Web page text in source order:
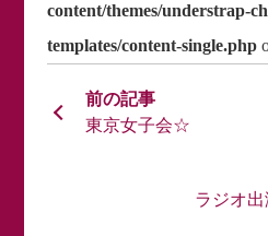
content/themes/understrap-
templates/content-single.php
東京女子会☆
ラジオ出